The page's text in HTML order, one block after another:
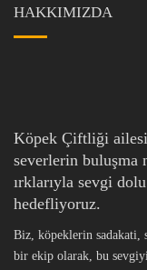
HAKKIMIZDA
Köpek Çiftliği
severlerin buluşma
ırklarıyla sevgi
hedefliyoruz.
Biz, köpeklerin sadakati,
bir ekip olarak, bu